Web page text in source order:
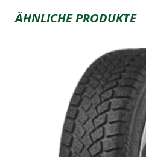
ÄHNLICHE PRODUKTE